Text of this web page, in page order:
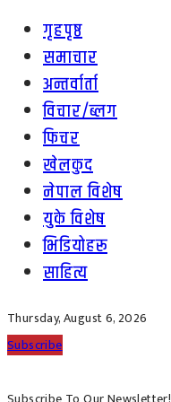
गृहपृष्ठ
समाचार
अन्तर्वार्ता
विचार/ब्लग
फिचर
खेलकुद
नेपाल विशेष
युके विशेष
भिडियोहरू
साहित्य
Thursday, August 6, 2026
Subscribe